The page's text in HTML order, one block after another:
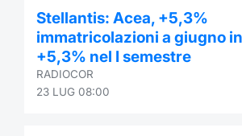
Stellantis: Acea, +5,3%
immatricolazioni a giugno
+5,3% nel I semestre
RADIOCOR
23 LUG 08:00